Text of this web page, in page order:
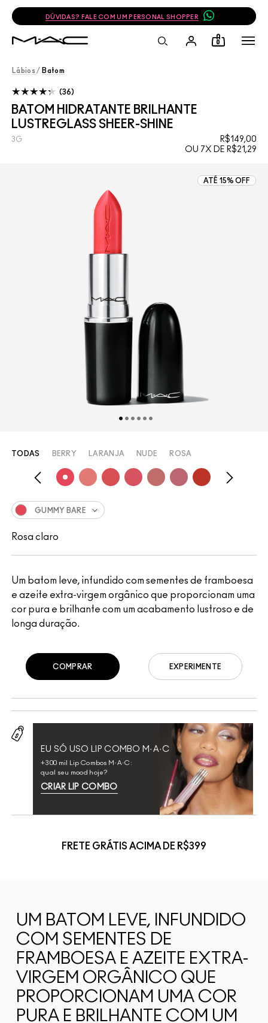
DÚVIDAS? FALE COM UM PERSONAL SHOPPER
0
Lábios / Batom
BATOM HIDRATANTE BRILHANTE
LUSTREGLASS SHEER-SHINE
R$149,00
OU 7X DE R$21,29
3G
36
ATÉ 15% OFF
Um batom leve, infundido com sementes de framboesa
e azeite extra-virgem orgânico que proporcionam uma
cor pura e brilhante com um acabamento lustroso e de
longa duração.
TODAS BERRY LARANJA NUDE ROSA
GUMMY BARE
Rosa claro
EU SÓ USO LIP COMBO M·A·C
+300 mil Lip Combos M·A·C:
qual seu mood hoje?
CRIAR LIP COMBO
EXPERIMENTE
COMPRAR
FRETE GRÁTIS ACIMA DE R$399
UM BATOM LEVE, INFUNDIDO
COM SEMENTES DE
FRAMBOESA E AZEITE EXTRA-
VIRGEM ORGÂNICO QUE
PROPORCIONAM UMA COR
PURA E BRILHANTE COM UM